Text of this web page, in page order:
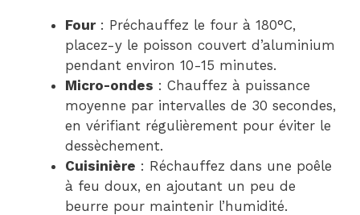
Four: Préchauffez le four à 180°C,
placez-y le poisson couvert d’aluminium
pendant environ 10-15 minutes.
Micro-ondes : Chauffez à puissance
moyenne par intervalles de 30 secondes,
en vérifiant régulièrement pour éviter le
dessèchement.
Cuisinière : Réchauffez dans une poêle
à feu doux, en ajoutant un peu de
beurre pour maintenir l’humidité.